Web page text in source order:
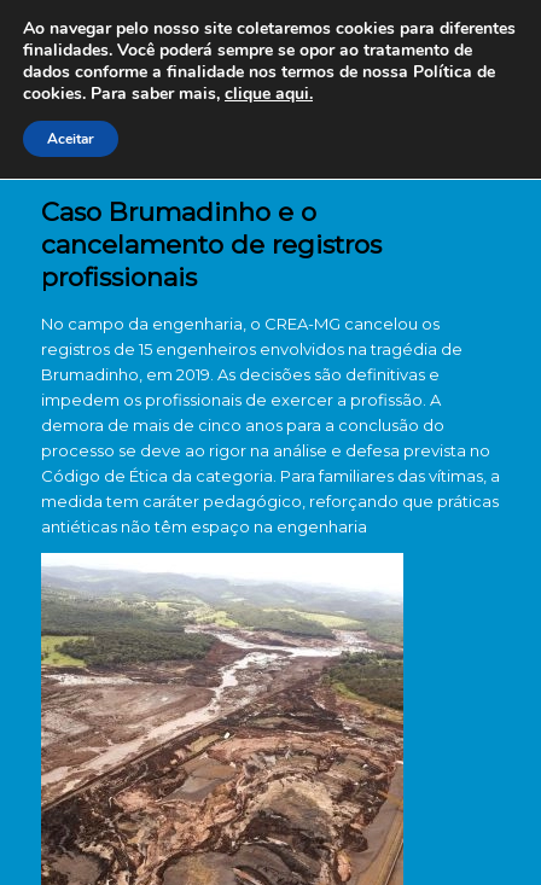
Caso Brumadinho e o
cancelamento de registros
profissionais
No campo da engenharia, o CREA-MG cancelou os
registros de 15 engenheiros envolvidos na tragédia de
Brumadinho, em 2019. As decisões são definitivas e
impedem os profissionais de exercer a profissão. A
demora de mais de cinco anos para a conclusão do
processo se deve ao rigor na análise e defesa prevista no
Código de Ética da categoria. Para familiares das vítimas, a
medida tem caráter pedagógico, reforçando que práticas
antiéticas não têm espaço na engenharia
Ao navegar pelo nosso site coletaremos cookies para diferentes
finalidades. Você poderá sempre se opor ao tratamento de
dados conforme a finalidade nos termos de nossa Política de
cookies. Para saber mais, clique aqui.
Aceitar